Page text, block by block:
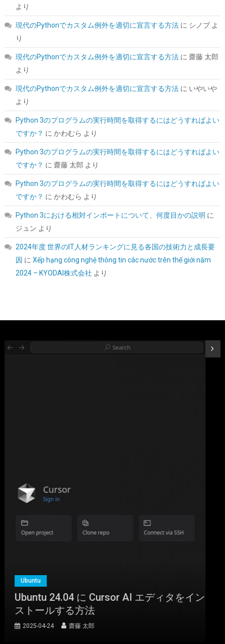
5421031 GBP 158.18 (2026-08-07 04:03 GMT +09:00 時点 -
ARCTIC MX-4（スパチュラ付属・4g）– CPU/GPU 用 高性能サー
マルグリス、非常に高い熱伝導率、長期耐久、安全で簡単な塗布
54570114) GBP 6.54
こちら)
こちら
より
現代のPythonでカスタム例外を適切に宣言する方法に シノブよ
り
現代のPythonでカスタム例外を適切に宣言する方法に 齋藤 太郎
より
現代のPythonでカスタム例外を適切に宣言する方法に いやいや
より
Python 3のプログラムの実行時間を取得するにはどうすればよい
ですか？ に かわむら より
Python 3のプログラムの実行時間を取得するにはどうすればよい
ですか？ に 齋藤 太郎 より
Python 3のプログラムの実行時間を取得するにはどうすればよい
ですか？ に かわむら より
Python 3における相対インポートについて、何度目かの説明 に
ジュン より
2024年度 世界のIT人材ランキングに見る各国の技術力と成長要
因 に Xếp hạng công nghệ thông tin các nước trên thế giới năm
2024 – KYODAI株式会社 より
Ubuntu
Ubuntu 24.04 に Cursor AI エディタをイン
ストールする方法
2025-04-24 齋藤 太郎